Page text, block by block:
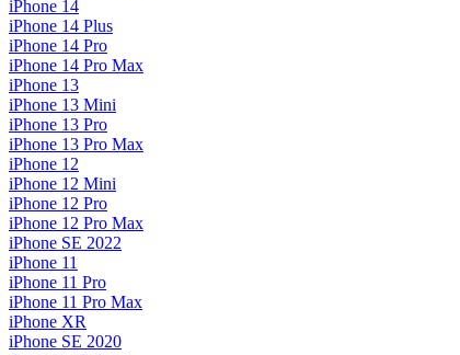
iPhone 14
iPhone 14 Plus
iPhone 14 Pro
iPhone 14 Pro Max
iPhone 13
iPhone 13 Mini
iPhone 13 Pro
iPhone 13 Pro Max
iPhone 12
iPhone 12 Mini
iPhone 12 Pro
iPhone 12 Pro Max
iPhone SE 2022
iPhone 11
iPhone 11 Pro
iPhone 11 Pro Max
iPhone XR
iPhone SE 2020